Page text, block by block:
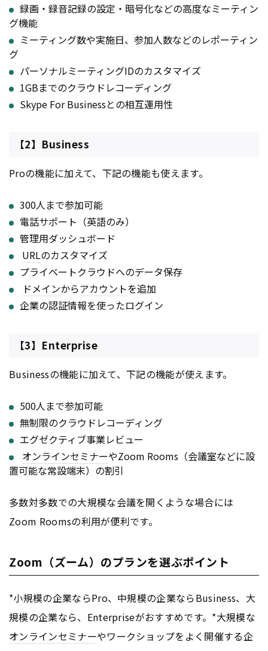
録画・録音記録の設定・暗号化などの高度なミーティン
グ機能
ミーティング数や実施日、参加人数などのレポーティン
グ
パーソナルミーティングIDのカスタマイズ
1GBまでのクラウドレコーディング
Skype For Businessとの相互運用性
【2】Business
Proの機能に加えて、下記の機能も使えます。
300人まで参加可能
電話サポート（英語のみ）
管理用ダッシュボード
URLのカスタマイズ
プライベートクラウドへのデータ保存
ドメインからアカウントを追加
企業の認証情報を使ったログイン
【3】Enterprise
Businessの機能に加えて、下記の機能が使えます。
500人まで参加可能
無制限のクラウドレコーディング
エグゼクティブ事業レビュー
オンラインセミナーやZoom Rooms（会議室などに設
置可能な常設端末）の割引
多数対多数での大規模な会議を開くような場合には
Zoom Roomsの利用が便利です。
Zoom（ズーム）のプランを選ぶポイント
*小規模の企業ならPro、中規模の企業ならBusiness、大
規模の企業なら、Enterpriseがおすすめです。*大規模な
オンラインセミナーやワークショップをよく開催する企